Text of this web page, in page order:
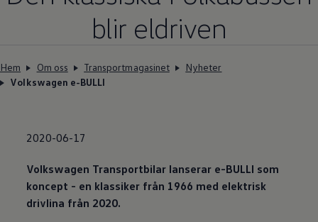
blir eldriven
Hem Om oss Transportmagasinet
Nyheter
Volkswagen e-BULLI
2020-06-17
Volkswagen Transportbilar lanserar e-BULLI som
koncept - en klassiker från 1966 med elektrisk
drivlina från 2020.